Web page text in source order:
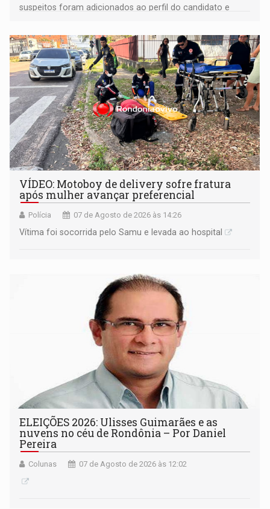
suspeitos foram adicionados ao perfil do candidato e
remover as contas
VÍDEO: Motoboy de delivery sofre fratura
após mulher avançar preferencial
Polícia 07 de Agosto de 2026 às 14:26
Vítima foi socorrida pelo Samu e levada ao hospital
ELEIÇÕES 2026: Ulisses Guimarães e as
nuvens no céu de Rondônia – Por Daniel
Pereira
Colunas 07 de Agosto de 2026 às 12:02